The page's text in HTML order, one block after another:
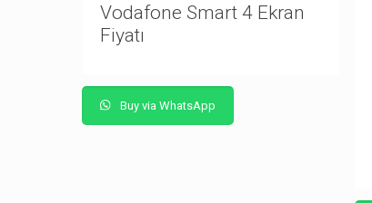
Vodafone Smart 4 Ekran
Fiyatı
Buy via WhatsApp